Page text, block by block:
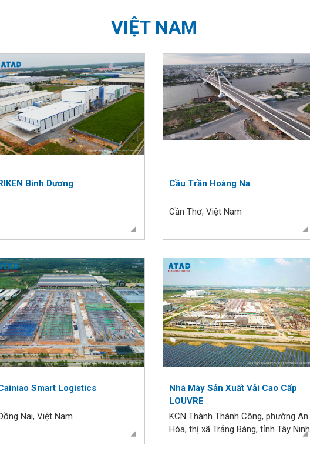
VIỆT NAM
Bình Dương Cầu Trần Hoàng Na
Cần Thơ, Việt Nam
Smart Logistics
Nai, Việt Nam
Nhà Máy Sản Xuất Vải Cao Cấp
LOUVRE
KCN Thành Thành Công, phường An
Hòa, thị xã Trảng Bàng, tỉnh Tây Ninh